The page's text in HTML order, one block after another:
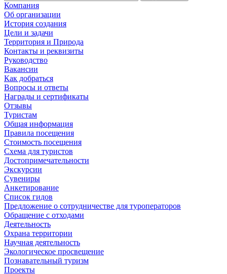
Компания
Об организации
История создания
Цели и задачи
Территория и Природа
Контакты и реквизиты
Руководство
Вакансии
Как добраться
Вопросы и ответы
Награды и сертификаты
Отзывы
Туристам
Общая информация
Правила посещения
Стоимость посещения
Схема для туристов
Достопримечательности
Экскурсии
Сувениры
Анкетирование
Список гидов
Предложение о сотрудничестве для туроператоров
Обращение с отходами
Деятельность
Охрана территории
Научная деятельность
Экологическое просвещение
Познавательный туризм
Проекты